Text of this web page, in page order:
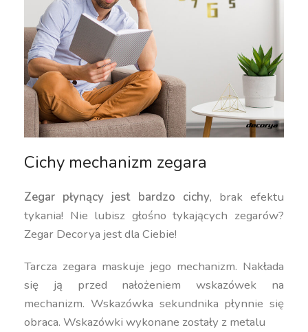
Cichy mechanizm zegara
Zegar płynący jest bardzo cichy, brak efektu
tykania! Nie lubisz głośno tykających zegarów?
Zegar Decorya jest dla Ciebie!
Tarcza zegara maskuje jego mechanizm. Nakłada
się ją przed nałożeniem wskazówek na
mechanizm. Wskazówka sekundnika płynnie się
obraca. Wskazówki wykonane zostały z metalu